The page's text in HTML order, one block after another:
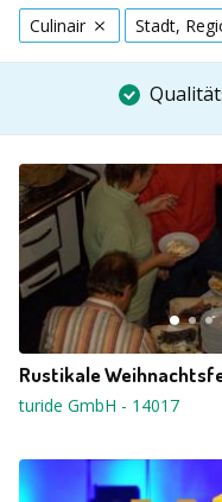
Culinair
Stadt,
Rustikale
turide GmbH - 14017